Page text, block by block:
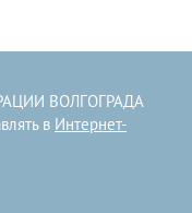
ВОЛГОГРАДА
в Интернет-